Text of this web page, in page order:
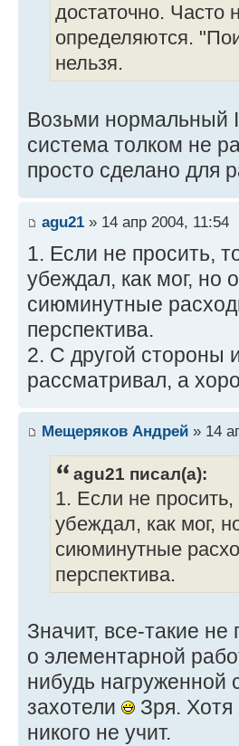
достаточно. Часто
определяются.
нельзя.
Возьми нормальный
система толком не
просто сделано для
agu21 » 14 апр 2004, 11:54
1. Если не просить,
убеждал, как мог, но
сиюминутные
перспектива.
2. С другой стороны
рассматривал, а
Мещеряков Андрей » 14
agu21 писал(а):
1. Если не
убеждал, как мог,
сиюминутные
перспектива.
Значит, все-такие не
о элементарной
нибудь
захотели
Зря.
никого не учит.